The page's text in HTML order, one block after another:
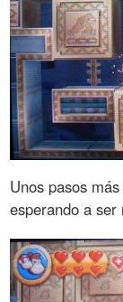
Unos pasos
esperando a ser